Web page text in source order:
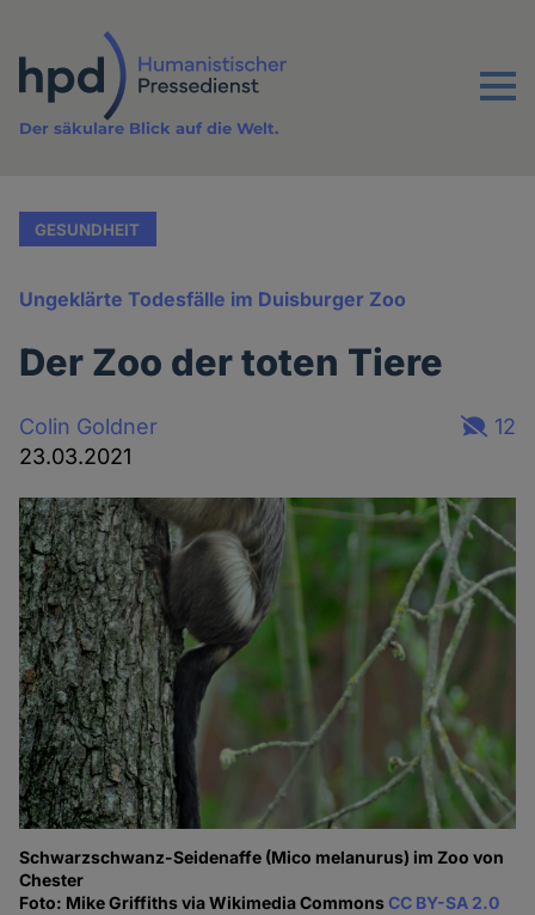
Inhalt
Menu
Der säkulare Blick auf die Welt.
GESUNDHEIT
Ungeklärte Todesfälle im Duisburger Zoo
Der Zoo der toten Tiere
Colin Goldner
23.03.2021
12
Schwarzschwanz-Seidenaffe (Mico melanurus) im Zoo von
Chester
Foto: Mike Griffiths via Wikimedia CommonsCC BY-SA 2.0